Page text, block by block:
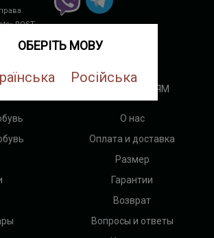
ОБЕРІТЬ МОВУ
Російська
ROST
ПОКУПАТЕЛЯМ
О нас
Оплата и доставка
Размер
Гарантии
Возврат
Вопросы и ответы